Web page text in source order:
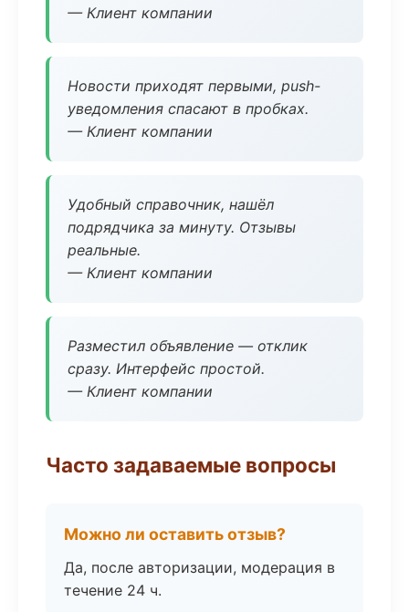
— Клиент компании
Новости приходят первыми, push-
уведомления спасают в пробках.
— Клиент компании
Удобный справочник, нашёл
подрядчика за минуту. Отзывы
реальные.
— Клиент компании
Разместил объявление — отклик
сразу. Интерфейс простой.
— Клиент компании
Часто задаваемые вопросы
Можно ли оставить отзыв?
Да, после авторизации, модерация в
течение 24 ч.